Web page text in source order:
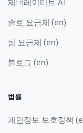
제너레이티브 AI
솔로 요금제 (en)
팀 요금제 (en)
블로그 (en)
법률
개인정보 보호정책